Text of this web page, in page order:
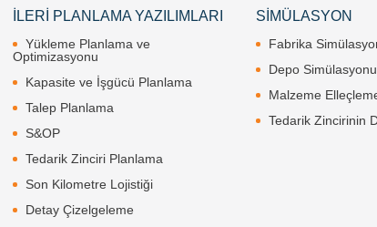
İLERİ PLANLAMA YAZILIMLARI
Yükleme Planlama ve
Optimizasyonu
Kapasite ve İşgücü Planlama
Talep Planlama
S&OP
Tedarik Zinciri Planlama
Son Kilometre Lojistiği
Detay Çizelgeleme
SİMÜLASYON
Fabrika
Depo Simülasyonu
Malzeme
Tedarik Zincirinin